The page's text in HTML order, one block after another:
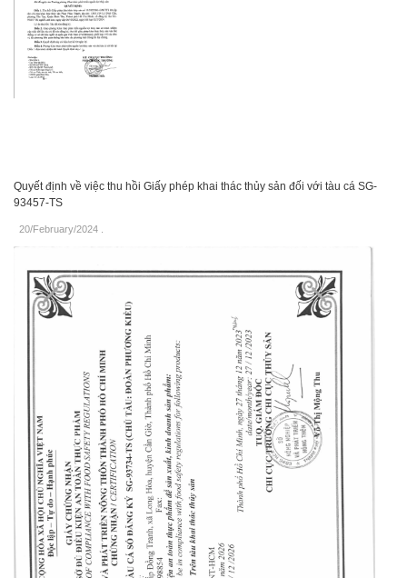
Quyết định về việc thu hồi Giấy phép khai thác thủy sản đối với tàu cá SG-
93457-TS
20/February/2024